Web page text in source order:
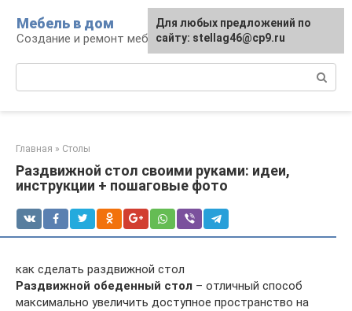
контенту
Мебель в дом
Создание и ремонт мебели
Главная » Столы
Раздвижной стол своими руками: идеи,
инструкции + пошаговые фото
как сделать раздвижной стол
Раздвижной обеденный стол – отличный способ
максимально увеличить доступное пространство на
Для любых предложений по
сайту: stellag46@cp9.ru